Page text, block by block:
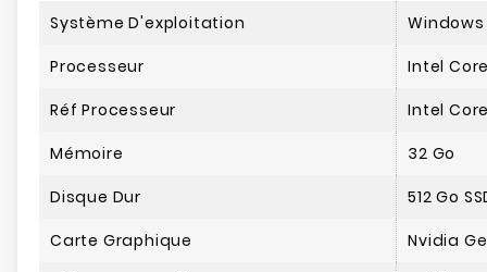
Système D'exploitation
Windows
Processeur
Intel
Réf Processeur
Intel
Mémoire
32 Go
Disque Dur
512 Go
Carte Graphique
Nvidia